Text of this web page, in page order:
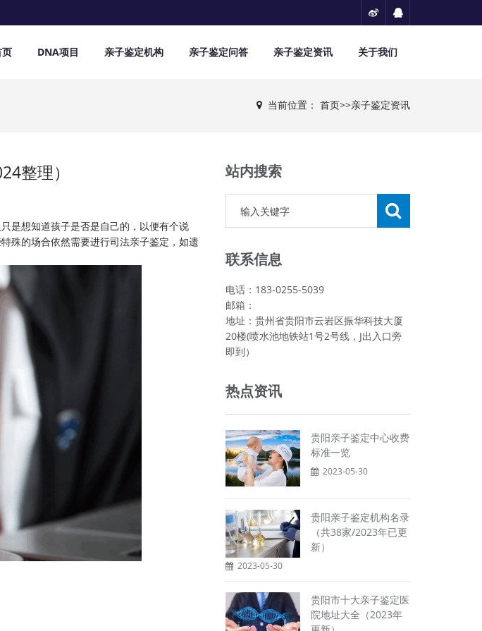
页 DNA项目 亲子鉴定机构 亲子鉴定问答 亲子鉴定资讯 关于我们
当前位置： 首页>>亲子鉴定资讯
整理）
是想知道孩子是否是自己的，以便有个说
殊的场合依然需要进行司法亲子鉴定，如遗
站内搜索
联系信息
电话：183-0255-5039
邮箱：
地址：贵州省贵阳市云岩区振华科技大厦
20楼(喷水池地铁站1号2号线，J出入口旁
即到）
热点资讯
贵阳亲子鉴定中心收费
标准一览
2023-05-30
贵阳亲子鉴定机构名录
（共38家/2023年已更
新）
2023-05-30
贵阳市十大亲子鉴定医
院地址大全（2023年